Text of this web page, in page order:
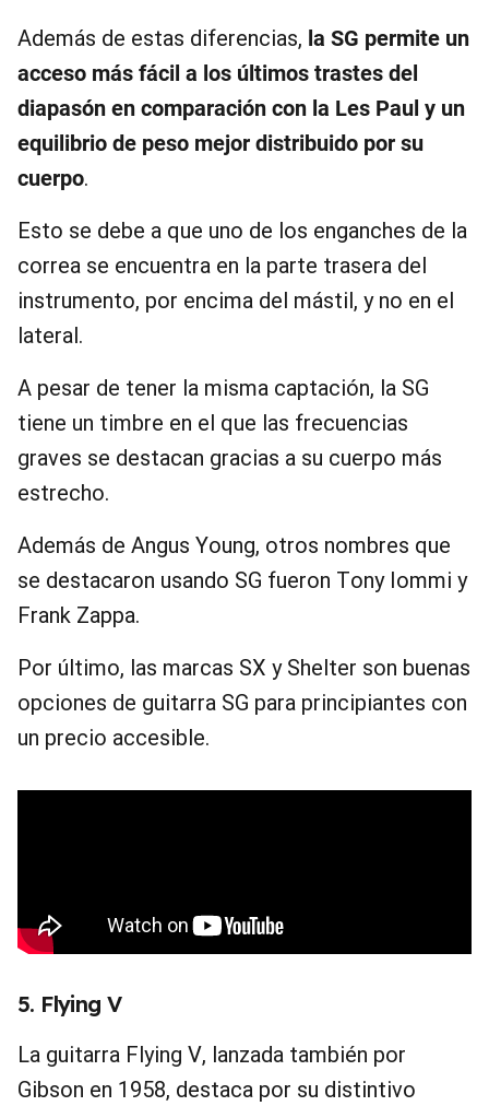
Además de estas diferencias, la SG permite un
acceso más fácil a los últimos trastes del
diapasón en comparación con la Les Paul y un
equilibrio de peso mejor distribuido por su
cuerpo.
Esto se debe a que uno de los enganches de la
correa se encuentra en la parte trasera del
instrumento, por encima del mástil, y no en el
lateral.
A pesar de tener la misma captación, la SG
tiene un timbre en el que las frecuencias
graves se destacan gracias a su cuerpo más
estrecho.
Además de Angus Young, otros nombres que
se destacaron usando SG fueron Tony Iommi y
Frank Zappa.
Por último, las marcas SX y Shelter son buenas
opciones de guitarra SG para principiantes con
un precio accesible.
5. Flying V
La guitarra Flying V, lanzada también por
Gibson en 1958, destaca por su distintivo